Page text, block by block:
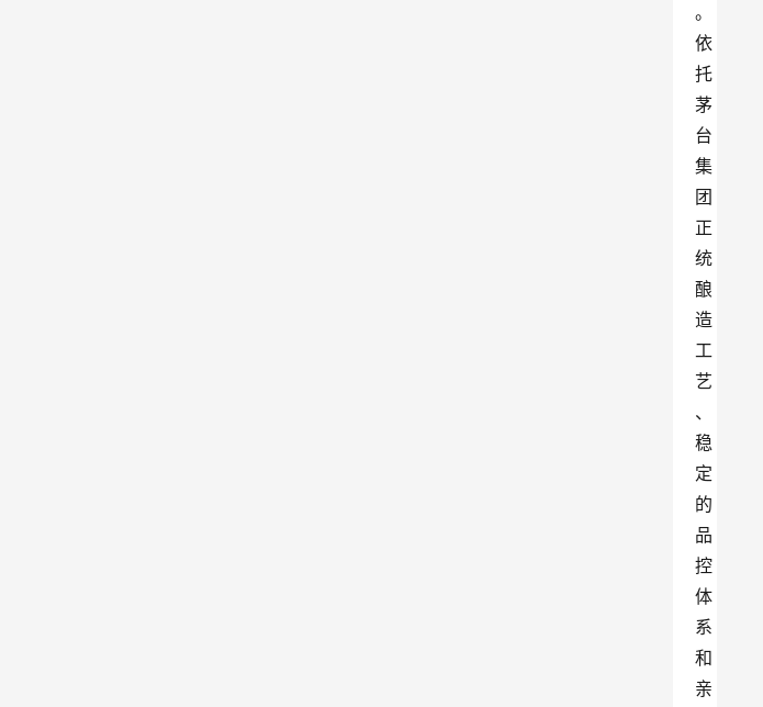
。
依
托
茅
台
集
团
正
统
酿
造
工
艺
、
稳
定
的
品
控
体
系
和
亲